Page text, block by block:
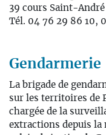
39 cours Saint-André
Tél. 04 76 29 86 10,
Gendarmerie
La brigade de
sur les territoires de
chargée de la
extractions depuis la